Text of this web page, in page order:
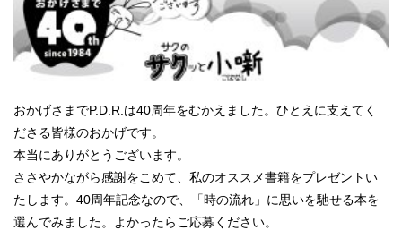
おかげさまでP.D.R.は40周年をむかえました。ひとえに支えてく
ださる皆様のおかげです。
本当にありがとうございます。
ささやかながら感謝をこめて、私のオススメ書籍をプレゼントい
たします。40周年記念なので、
「時の流れ」に思いを馳せる本を
選んでみました。よかったらご応募ください。